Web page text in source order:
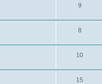
9
8
10
15